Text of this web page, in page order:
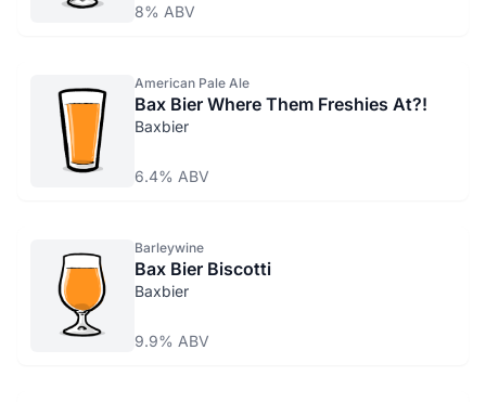
8% ABV
American Pale Ale
Bax Bier Where Them Freshies At?!
Baxbier
6.4% ABV
Barleywine
Bax Bier Biscotti
Baxbier
9.9% ABV